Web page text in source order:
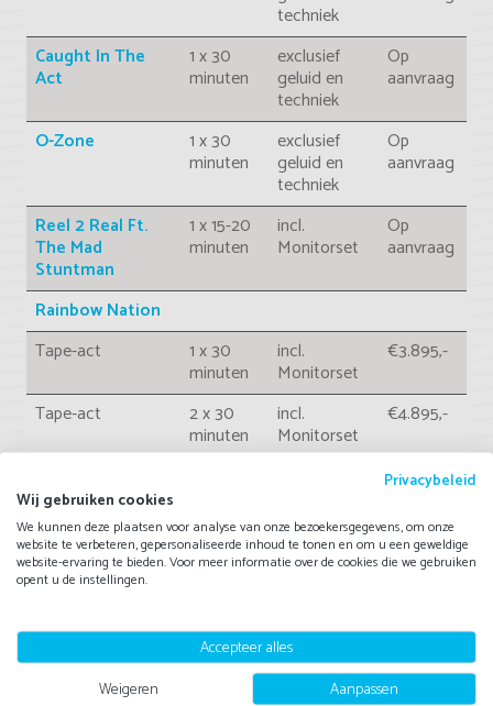
techniek
Caught In The
Act
1 x 30
minuten
exclusief
geluid en
techniek
Op
aanvraag
O-Zone 1 x 30
minuten
exclusief
geluid en
techniek
Op
aanvraag
Reel 2 Real Ft.
The Mad
Stuntman
1 x 15-20
minuten
incl.
Monitorset
Op
aanvraag
Rainbow Nation
Tape-act
1 x 30
minuten
incl.
Monitorset
€3.895,-
Tape-act 2 x 30
minuten
incl.
Monitorset
€4.895,-
€2.950,-
90's Music &
Video Tour
4 uur
aaneengesloten
exclusief
geluid,
€995,-
Revival Show
1 x 60
minuten
exclusief
geluid en
techniek
aanvraag
Privacybeleid
Wij gebruiken cookies
We kunnen deze plaatsen voor analyse van onze bezoekersgegevens, om onze
website te verbeteren, gepersonaliseerde inhoud te tonen en om u een geweldige
website-ervaring te bieden. Voor meer informatie over de cookies die we gebruiken
opent u de instellingen.
Accepteer alles
Weigeren
Aanpassen